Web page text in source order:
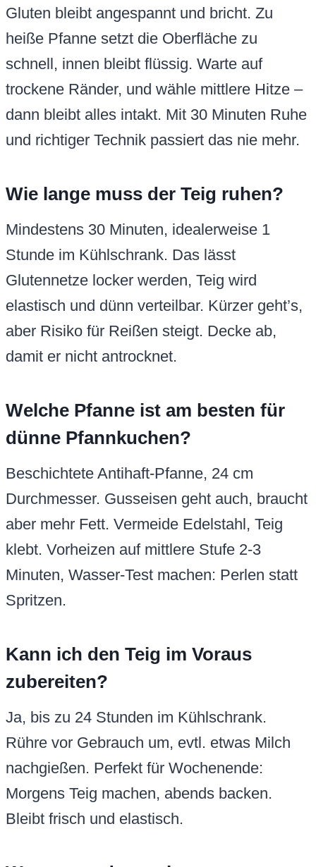
Gluten bleibt angespannt und bricht. Zu
heiße Pfanne setzt die Oberfläche zu
schnell, innen bleibt flüssig. Warte auf
trockene Ränder, und wähle mittlere Hitze –
dann bleibt alles intakt. Mit 30 Minuten Ruhe
und richtiger Technik passiert das nie mehr.
Wie lange muss der Teig ruhen?
Mindestens 30 Minuten, idealerweise 1
Stunde im Kühlschrank. Das lässt
Glutennetze locker werden, Teig wird
elastisch und dünn verteilbar. Kürzer geht’s,
aber Risiko für Reißen steigt. Decke ab,
damit er nicht antrocknet.
Welche Pfanne ist am besten für
dünne Pfannkuchen?
Beschichtete Antihaft-Pfanne, 24 cm
Durchmesser. Gusseisen geht auch, braucht
aber mehr Fett. Vermeide Edelstahl, Teig
klebt. Vorheizen auf mittlere Stufe 2-3
Minuten, Wasser-Test machen: Perlen statt
Spritzen.
Kann ich den Teig im Voraus
zubereiten?
Ja, bis zu 24 Stunden im Kühlschrank.
Rühre vor Gebrauch um, evtl. etwas Milch
nachgießen. Perfekt für Wochenende:
Morgens Teig machen, abends backen.
Bleibt frisch und elastisch.